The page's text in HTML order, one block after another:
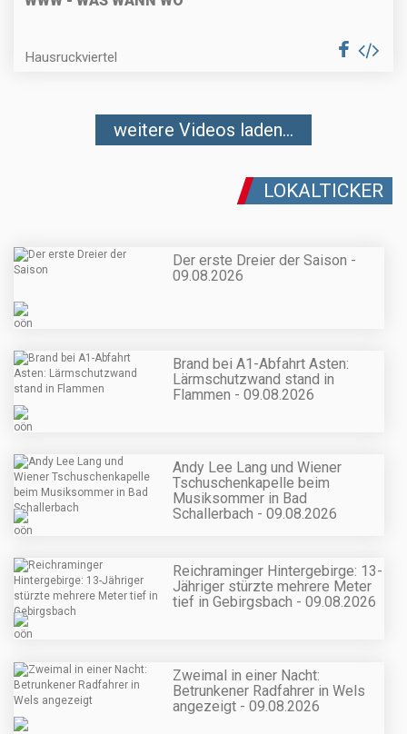
Hausruckviertel
weitere Videos laden...
LOKALTICKER
Der erste Dreier der Saison -
09.08.2026
Brand bei A1-Abfahrt Asten:
Lärmschutzwand stand in
Flammen - 09.08.2026
Andy Lee Lang und Wiener
Tschuschenkapelle beim
Musiksommer in Bad
Schallerbach - 09.08.2026
Reichraminger Hintergebirge: 13-
Jähriger stürzte mehrere Meter
tief in Gebirgsbach - 09.08.2026
Zweimal in einer Nacht:
Betrunkener Radfahrer in Wels
angezeigt - 09.08.2026